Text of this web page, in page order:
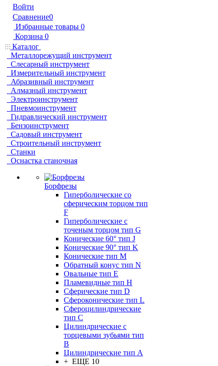
Войти
Сравнение0
Избранные товары 0
Корзина 0
Каталог
Металлорежущий инструмент
Слесарный инструмент
Измерительный инструмент
Абразивный инструмент
Алмазный инструмент
Электроинструмент
Пневмоинструмент
Гидравлический инструмент
Бензоинструмент
Садовый инструмент
Строительный инструмент
Станки
Оснастка станочная
Борфрезы
Гиперболические cо
сферическим торцом тип
F
Гиперболические с
точеным торцом тип G
Конические 60° тип J
Конические 90° тип K
Конические тип M
Обратный конус тип N
Овальные тип E
Пламевидные тип H
Сферические тип D
Сфероконические тип L
Сфероцилиндрические
тип C
Цилиндрические с
торцевыми зубьями тип
B
Цилиндрические тип А
+ ЕЩЕ 10